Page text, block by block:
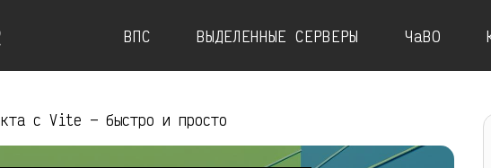
ВПС ВЫДЕЛЕННЫЕ СЕРВЕРЫ ЧаВО
с Vite — быстро и просто